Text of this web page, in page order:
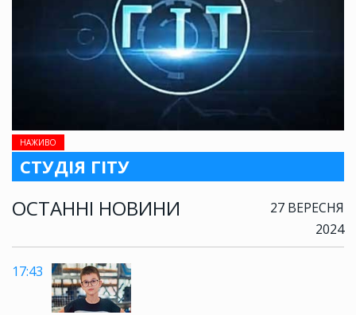
НАЖИВО
СТУДІЯ ГІТУ
ОСТАННІ НОВИНИ
27 ВЕРЕСНЯ
2024
17:43